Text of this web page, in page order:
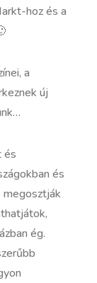
hoz és a
a
új
és
és
ég.